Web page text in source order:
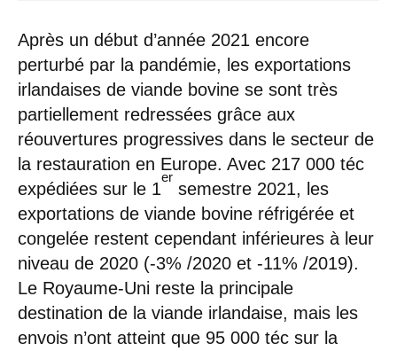
Après un début d’année 2021 encore
perturbé par la pandémie, les exportations
irlandaises de viande bovine se sont très
partiellement redressées grâce aux
réouvertures progressives dans le secteur de
la restauration en Europe. Avec 217 000 téc
expédiées sur le 1
er
semestre 2021, les
exportations de viande bovine réfrigérée et
congelée restent cependant inférieures à leur
niveau de 2020 (-3% /2020 et -11% /2019).
Le Royaume-Uni reste la principale
destination de la viande irlandaise, mais les
envois n’ont atteint que 95 000 téc sur la